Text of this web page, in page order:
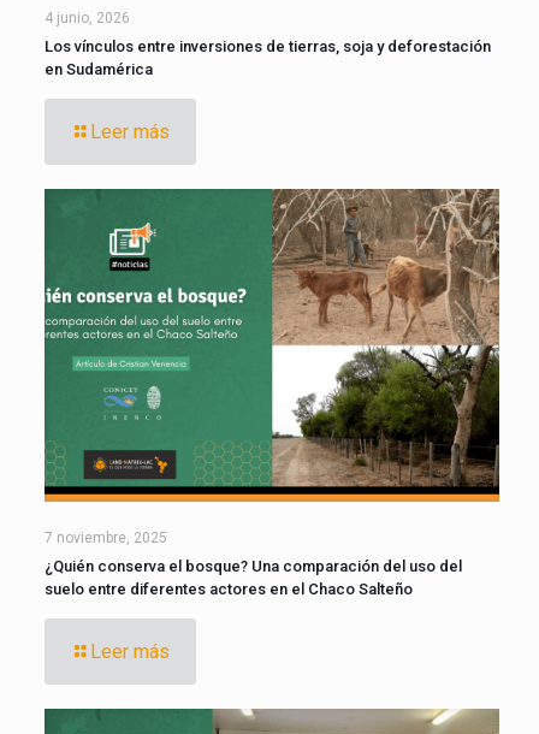
4 junio, 2026
Los vínculos entre inversiones de tierras, soja y deforestación
en Sudamérica
Leer más
7 noviembre, 2025
¿Quién conserva el bosque? Una comparación del uso del
suelo entre diferentes actores en el Chaco Salteño
Leer más